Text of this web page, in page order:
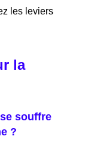
les leviers
la
souffre
?